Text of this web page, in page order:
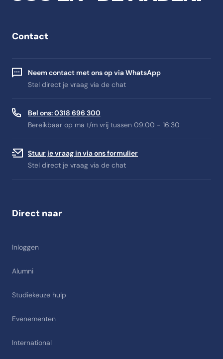
Contact
Neem contact met ons op via WhatsApp
Stel direct je vraag via de chat
Bel ons: 0318 696 300
Bereikbaar op ma t/m vrij tussen 09:00 - 16:30
Stuur je vraag in via ons formulier
Stel direct je vraag via de chat
Direct naar
Inloggen
Alumni
Studiekeuze hulp
Evenementen
International